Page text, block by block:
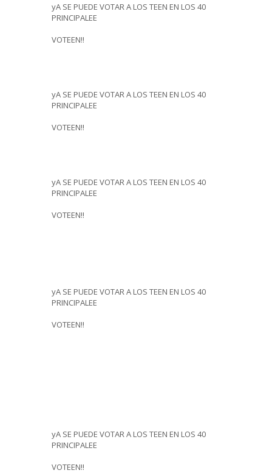
yA SE PUEDE VOTAR A LOS TEEN EN LOS 40
PRINCIPALEE
VOTEEN!!
yA SE PUEDE VOTAR A LOS TEEN EN LOS 40
PRINCIPALEE
VOTEEN!!
yA SE PUEDE VOTAR A LOS TEEN EN LOS 40
PRINCIPALEE
VOTEEN!!
yA SE PUEDE VOTAR A LOS TEEN EN LOS 40
PRINCIPALEE
VOTEEN!!
yA SE PUEDE VOTAR A LOS TEEN EN LOS 40
PRINCIPALEE
VOTEEN!!